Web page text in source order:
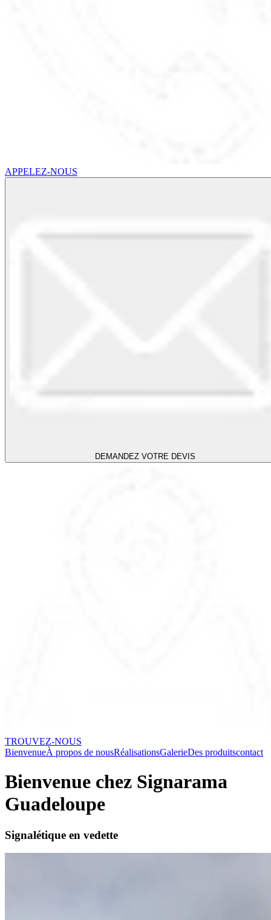
APPELEZ-NOUS
DEMANDEZ VOTRE DEVIS
TROUVEZ-NOUS
BienvenueÀ propos de nousRéalisationsGalerieDes produitscontact
Bienvenue chez Signarama
Guadeloupe
Signalétique en vedette